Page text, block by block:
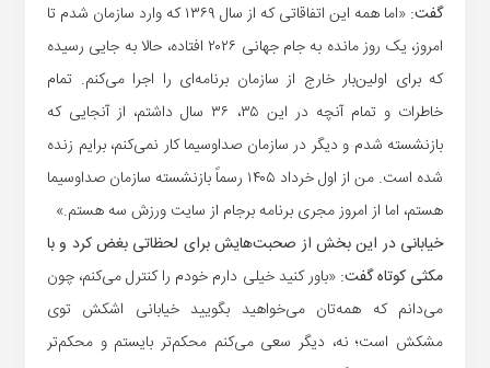
گفت:
«اما همه این اتفاقاتی که از سال ۱۳۶۹ که وارد سازمان شدم تا
امروز، یک روز مانده به جام جهانی ۲۰۲۶ افتاده، حالا به جایی رسیده
که برای اولین‌بار خارج از سازمان برنامه‌ای را اجرا می‌کنم. تمام
خاطرات و تمام آنچه در این ۳۵، ۳۶ سال داشتم، از آنجایی که
بازنشسته شدم و دیگر در سازمان صداوسیما کار نمی‌کنم، برایم زنده
شده است. من از اول خرداد ۱۴۰۵ رسماً بازنشسته سازمان صداوسیما
هستم، اما از امروز مجری برنامه برجام از سایت ورزش سه هستم.»
خیابانی در این بخش از صحبت‌هایش برای لحظاتی بغض کرد و با
مکثی کوتاه گفت:«باور کنید خیلی دارم خودم را کنترل می‌کنم، چون
می‌دانم که همه‌تان می‌خواهید بگویید خیابانی اشکش توی
مشکش است؛ نه، دیگر سعی می‌کنم محکم‌تر بایستم و محکم‌تر